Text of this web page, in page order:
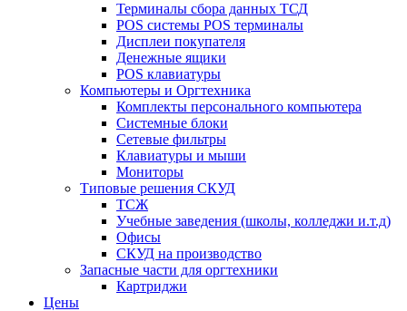
Терминалы сбора данных ТСД
POS системы POS терминалы
Дисплеи покупателя
Денежные ящики
POS клавиатуры
Компьютеры и Оргтехника
Комплекты персонального компьютера
Системные блоки
Сетевые фильтры
Клавиатуры и мыши
Мониторы
Типовые решения СКУД
ТСЖ
Учебные заведения (школы, колледжи и.т.д)
Офисы
СКУД на производство
Запасные части для оргтехники
Картриджи
Цены